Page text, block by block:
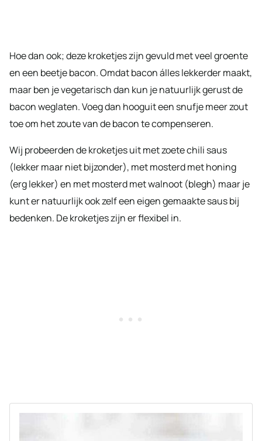
Hoe dan ook; deze kroketjes zijn gevuld met veel groente
en een beetje bacon. Omdat bacon álles lekkerder maakt,
maar ben je vegetarisch dan kun je natuurlijk gerust de
bacon weglaten. Voeg dan hooguit een snufje meer zout
toe om het zoute van de bacon te compenseren.
Wij probeerden de kroketjes uit met zoete chili saus
(lekker maar niet bijzonder), met mosterd met honing
(erg lekker) en met mosterd met walnoot (blegh) maar je
kunt er natuurlijk ook zelf een eigen gemaakte saus bij
bedenken. De kroketjes zijn er flexibel in.